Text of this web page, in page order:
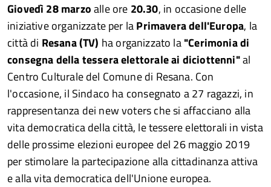
Giovedì 28 marzoalle ore 20.30, in occasione delle
iniziative organizzate per laPrimavera dell'Europa, la
città di Resana (TV) ha organizzato la"Cerimonia di
consegna della tessera elettorale ai diciottenni"al
Centro Culturale del Comune di Resana. Con
l'occasione, il Sindaco ha consegnato a 27 ragazzi, in
rappresentanza dei new voters che si affacciano alla
vita democratica della città, le tessere elettorali in vista
delle prossime elezioni europee del 26 maggio 2019
per stimolare la partecipazione alla cittadinanza attiva
e alla vita democratica dell'Unione europea.